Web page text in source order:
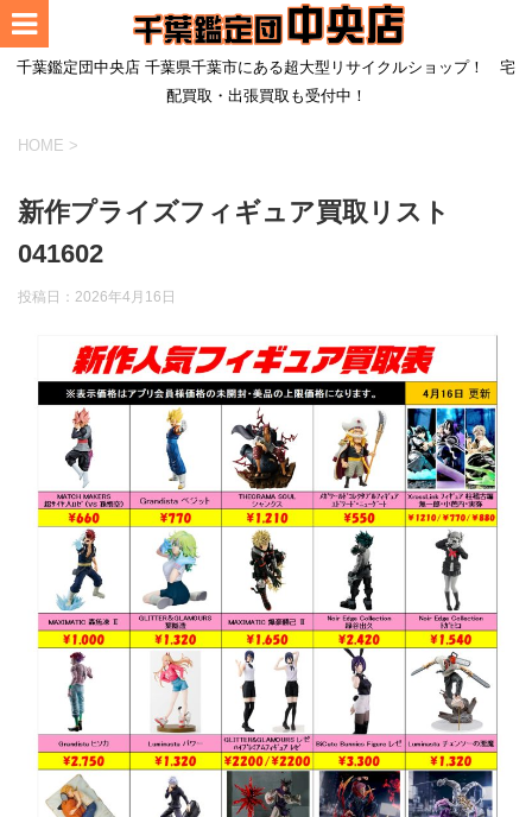
千葉鑑定団中央店 千葉県千葉市にある超大型リサイクルショップ！ 宅
配買取・出張買取も受付中！
HOME >
新作プライズフィギュア買取リスト
041602
投稿日： 2026年4月16日